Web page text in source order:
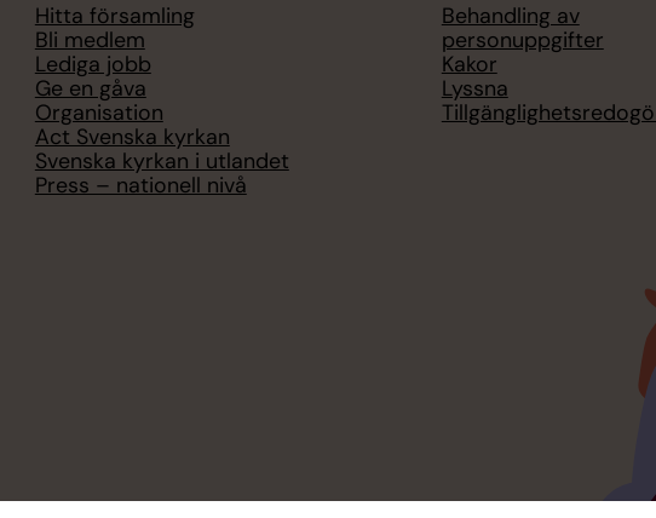
Hitta församling
Bli medlem
Lediga jobb
Ge en gåva
Organisation
Act Svenska kyrkan
Svenska kyrkan i utlandet
Press – nationell nivå
Behandling av
personuppgifter
Kakor
Lyssna